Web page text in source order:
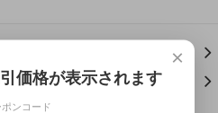
この商品について問い合わせる
買い物を続ける
×
価格が表示されます
ポンコード